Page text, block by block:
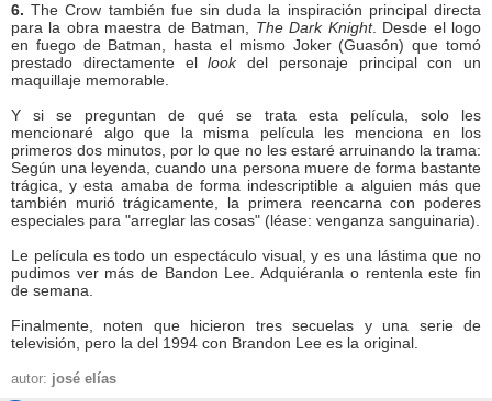
6. The Crow también fue sin duda la inspiración principal directa
para la obra maestra de Batman, The Dark Knight. Desde el logo
en fuego de Batman, hasta el mismo Joker (Guasón) que tomó
prestado directamente ellookdel personaje principal con un
maquillaje memorable.
Y si se preguntan de qué se trata esta película, solo les
mencionaré algo que la misma película les menciona en los
primeros dos minutos, por lo que no les estaré arruinando la trama:
Según una leyenda, cuando una persona muere de forma bastante
trágica, y esta amaba de forma indescriptible a alguien más que
también murió trágicamente, la primera reencarna con poderes
especiales para "arreglar las cosas" (léase: venganza sanguinaria).
Le película es todo un espectáculo visual, y es una lástima que no
pudimos ver más de Bandon Lee. Adquiéranla o rentenla este fin
de semana.
Finalmente, noten que hicieron tres secuelas y una serie de
televisión, pero la del 1994 con Brandon Lee es la original.
autor: josé elías